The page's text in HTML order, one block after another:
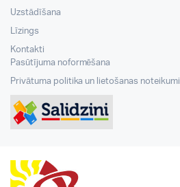
Uzstādīšana
Līzings
Kontakti
Pasūtījuma noformēšana
Privātuma politika un lietošanas noteikumi